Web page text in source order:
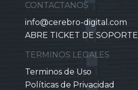
CONTACTANOS
info@cerebro-digital.com
ABRE TICKET DE SOPORTE
TERMINOS LEGALES
Terminos de Uso
Políticas de Privacidad